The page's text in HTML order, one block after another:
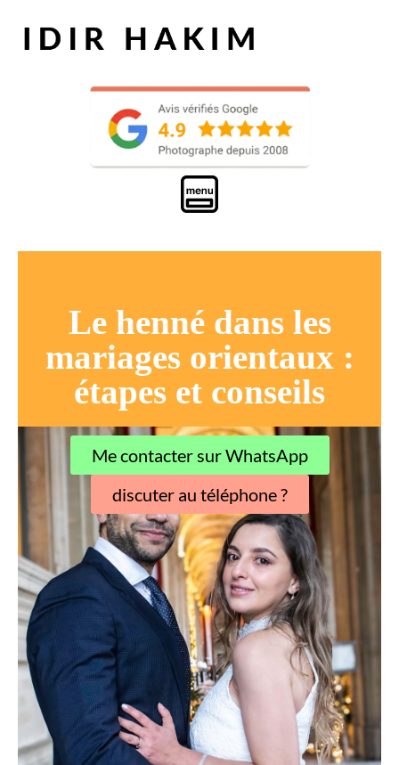
Le henné dans les
mariages orientaux :
étapes et conseils
Me contacter sur WhatsApp
discuter au téléphone ?